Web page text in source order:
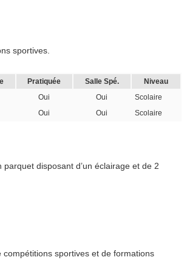
sportives.
Pratiquée Salle Spé.
Niveau
Oui Oui
Scolaire
Oui Oui Scolaire
disposant d’un éclairage et de 2
sportives et de formations